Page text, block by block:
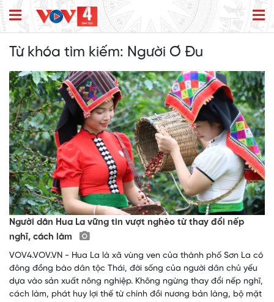
Từ khóa tìm kiếm: Người Ơ Đu
Người dân Hua La vững tin vượt nghèo từ thay đổi nếp
nghĩ, cách làm
VOV4.VOV.VN - Hua La là xã vùng ven của thành phố Sơn La có
đông đồng bào dân tộc Thái, đời sống của người dân chủ yếu
dựa vào sản xuất nông nghiệp. Không ngừng thay đổi nếp nghĩ,
cách làm, phát huy lợi thế từ chính đồi nương bản làng, bộ mặt